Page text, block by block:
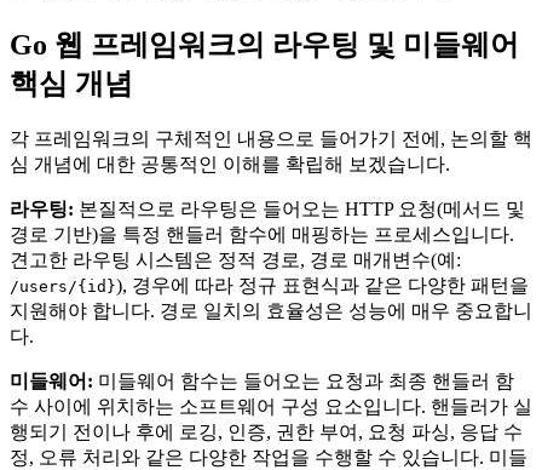
Go 웹 프레임워크의 라우팅 및 미들웨어
핵심 개념
각 프레임워크의 구체적인 내용으로 들어가기 전에, 논의할 핵
심 개념에 대한 공통적인 이해를 확립해 보겠습니다.
라우팅: 본질적으로 라우팅은 들어오는 HTTP 요청(메서드 및
경로 기반)을 특정 핸들러 함수에 매핑하는 프로세스입니다.
견고한 라우팅 시스템은 정적 경로, 경로 매개변수(예:
/users/{id}), 경우에 따라 정규 표현식과 같은 다양한 패턴을
지원해야 합니다. 경로 일치의 효율성은 성능에 매우 중요합니
다.
미들웨어: 미들웨어 함수는 들어오는 요청과 최종 핸들러 함
수 사이에 위치하는 소프트웨어 구성 요소입니다. 핸들러가 실
행되기 전이나 후에 로깅, 인증, 권한 부여, 요청 파싱, 응답 수
정, 오류 처리와 같은 다양한 작업을 수행할 수 있습니다. 미들